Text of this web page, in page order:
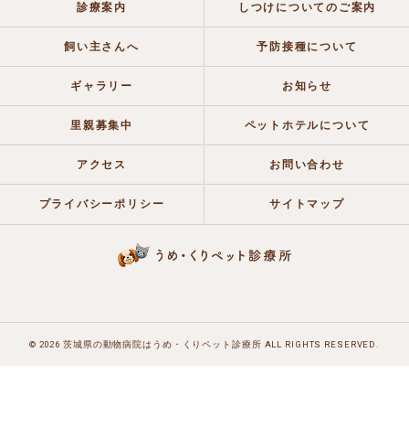
診療案内 しつけについてのご案内
飼い主さんへ 予防接種について
ギャラリー お知らせ
里親募集中 ペットホテルについて
アクセス お問い合わせ
プライバシーポリシー サイトマップ
© 2026 茨城県の動物病院はうめ・くりペット診療所 ALL RIGHTS RESERVED.